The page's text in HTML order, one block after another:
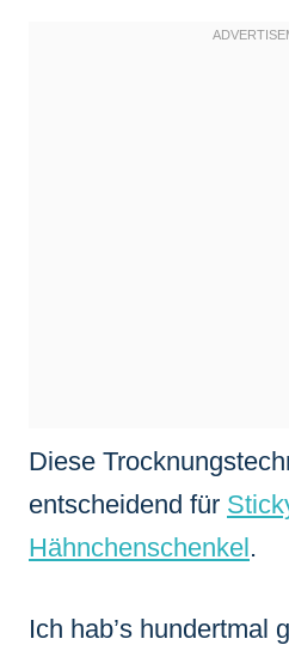
Diese
entscheidend für
Hähnchenschenkel.
Ich hab’s hundertmal